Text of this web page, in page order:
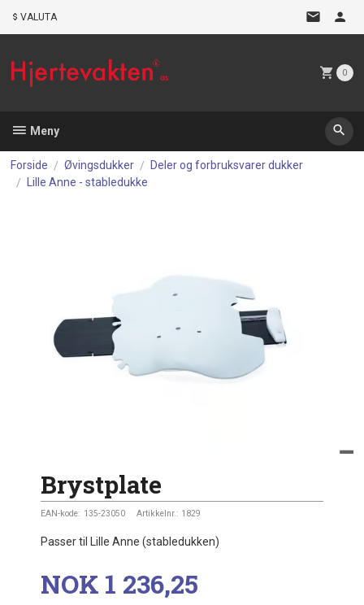
VALUTA
0
Meny
Forside Øvingsdukker
Deler og forbruksvarer dukker
Lille Anne - stabledukke
Brystplate
EAN-kode: 135-23050 Artikkelnr.: 1829
Passer til Lille Anne (stabledukken)
Pris
NOK 1 236,25